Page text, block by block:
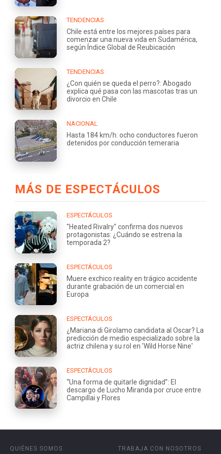
TENDENCIAS
Chile está entre los mejores países para
comenzar una nueva vida en Sudamérica,
según Índice Global de Reubicación
TENDENCIAS
¿Con quién se queda el perro?: Abogado
explica qué pasa con las mascotas tras un
divorcio en Chile
NACIONAL
Hasta 184 km/h: ocho conductores fueron
detenidos por conducción temeraria
MÁS DE ESPECTÁCULOS
ESPECTÁCULOS
"Heated Rivalry" confirma dos nuevos
protagonistas: ¿Cuándo se estrena la
temporada 2?
ESPECTÁCULOS
Muere exchico reality en trágico accidente
durante grabación de un comercial en
Europa
ESPECTÁCULOS
¿Mariana di Girolamo candidata al Oscar? La
predicción de medio especializado sobre la
actriz chilena y su rol en 'Wild Horse Nine'
ESPECTÁCULOS
“Una forma de quitarle dignidad”: El
descargo de Lucho Miranda por cruce entre
Campillai y Flores
QUIÉNES SOMOS
TRABAJA CON NOSOTROS